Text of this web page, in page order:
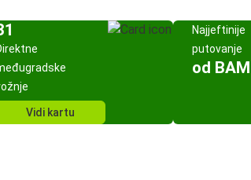
Vidi kartu
Najjeftinije
putovanje
od